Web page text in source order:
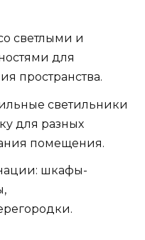
светлыми и
для
пространства.
светильники
для разных
помещения.
шкафы-